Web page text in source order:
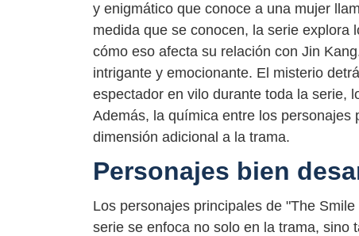
y enigmático que conoce a una mujer
medida que se conocen, la serie explora
cómo eso afecta su relación con Jin
intrigante y emocionante. El misterio
espectador en vilo durante toda la serie,
Además, la química entre los
dimensión adicional a la trama.
Personajes bien
Los personajes principales de "The
serie se enfoca no solo en la trama, sino